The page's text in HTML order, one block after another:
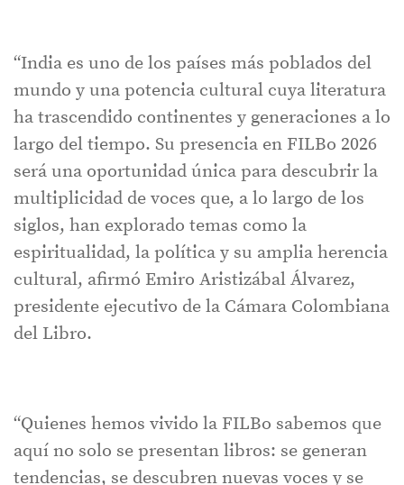
“India es uno de los países más poblados del
mundo y una potencia cultural cuya literatura
ha trascendido continentes y generaciones a lo
largo del tiempo. Su presencia en FILBo 2026
será una oportunidad única para descubrir la
multiplicidad de voces que, a lo largo de los
siglos, han explorado temas como la
espiritualidad, la política y su amplia herencia
cultural, afirmó Emiro Aristizábal Álvarez,
presidente ejecutivo de la Cámara Colombiana
del Libro.
“Quienes hemos vivido la FILBo sabemos que
aquí no solo se presentan libros: se generan
tendencias, se descubren nuevas voces y se